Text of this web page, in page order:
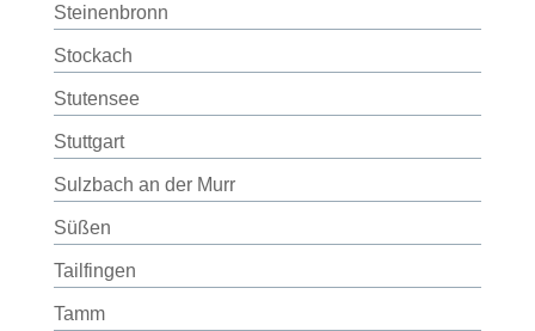
Steinenbronn
Stockach
Stutensee
Stuttgart
Sulzbach an der Murr
Süßen
Tailfingen
Tamm